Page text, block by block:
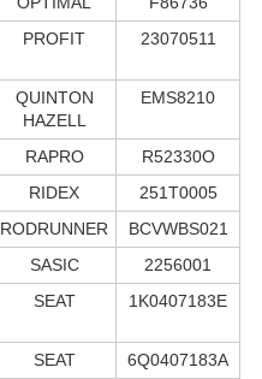
PROFIT 23070511
QUINTON
HAZELL
EMS8210
RAPRO
R52330O
RIDEX
251T0005
RODRUNNER
BCVWBS021
SASIC
2256001
SEAT 1K0407183E
SEAT
6Q0407183A